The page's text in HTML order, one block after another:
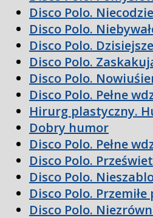
Disco Polo.
Disco Polo.
Disco Polo.
Disco Polo.
Disco Polo.
Disco Polo. Pełne
Hirurg plastyczny.
Dobry humor
Disco Polo. Pełne
Disco Polo.
Disco Polo.
Disco Polo.
Disco Polo.